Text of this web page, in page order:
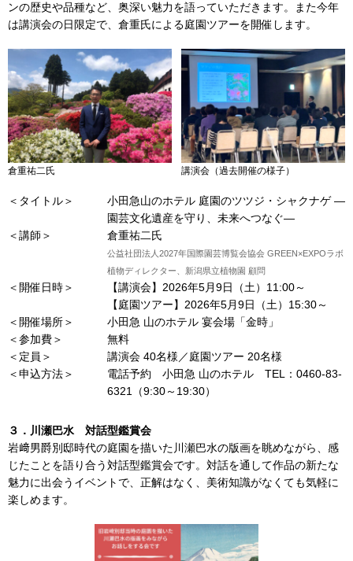
ンの歴史や品種など、奥深い魅力を語っていただきます。また今年
は講演会の日限定で、倉重氏による庭園ツアーを開催します。
倉重祐二氏 講演会（過去開催の様子）
＜タイトル＞
小田急山のホテル 庭園のツツジ・シャクナゲ ―
園芸文化遺産を守り、未来へつなぐ―
＜講師＞
倉重祐二氏
公益社団法人2027年国際園芸博覧会協会 GREEN×EXPOラボ
植物ディレクター、新潟県立植物園 顧問
＜開催日時＞
【講演会】2026年5月9日（土）11:00～
【庭園ツアー】2026年5月9日（土）15:30～
＜開催場所＞
小田急 山のホテル 宴会場「金時」
＜参加費＞
無料
＜定員＞
講演会 40名様／庭園ツアー 20名様
＜申込方法＞
電話予約 小田急 山のホテル TEL：0460-83-
6321（9:30～19:30）
３．川瀬巴水 対話型鑑賞会
岩﨑男爵別邸時代の庭園を描いた川瀬巴水の版画を眺めながら、感
じたことを語り合う対話型鑑賞会です。対話を通して作品の新たな
魅力に出会うイベントで、正解はなく、美術知識がなくても気軽に
楽しめます。